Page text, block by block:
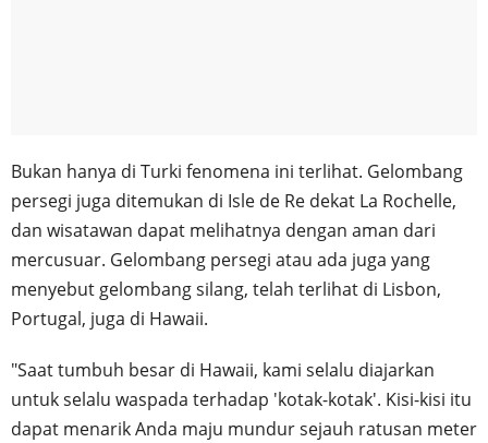
Bukan hanya di Turki fenomena ini terlihat. Gelombang
persegi juga ditemukan di Isle de Re dekat La Rochelle,
dan wisatawan dapat melihatnya dengan aman dari
mercusuar. Gelombang persegi atau ada juga yang
menyebut gelombang silang, telah terlihat di Lisbon,
Portugal, juga di Hawaii.
"Saat tumbuh besar di Hawaii, kami selalu diajarkan
untuk selalu waspada terhadap 'kotak-kotak'. Kisi-kisi itu
dapat menarik Anda maju mundur sejauh ratusan meter